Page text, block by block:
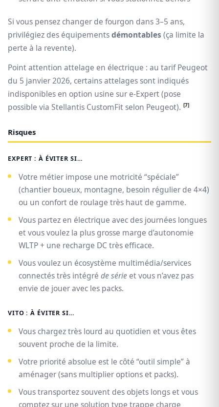
Si vous pensez changer de fourgon dans 3–5 ans,
privilégiez des équipementsdémontables (ça limite la
perte à la revente).
Point attention attelage en électrique : au tarif Peugeot
du 5 janvier 2026, certains attelages sont indiqués
indisponibles en option usine sur e‑Expert (pose
possible via Stellantis CustomFit selon Peugeot). [7]
Risques
EXPERT : À ÉVITER SI…
Votre métier impose une motricité “spéciale”
(chantier boueux, montagne, besoin régulier de 4×4)
ou un confort de roulage très haut de gamme.
Vous partez en électrique avec des journées longues
et vous voulez la plus grosse marge d’autonomie
WLTP + une recharge DC très efficace.
Vous voulez un écosystème multimédia/services
connectés très intégré de série et vous n’avez pas
envie de jouer avec les packs.
VITO : À ÉVITER SI…
Vous chargez très lourd au quotidien et vous êtes
souvent proche de la limite.
Votre priorité absolue est le côté “outil simple” à
aménager (sans multiplier options et packs).
Vous transportez souvent des objets longs et vous
comptez sur une solution type trappe charge